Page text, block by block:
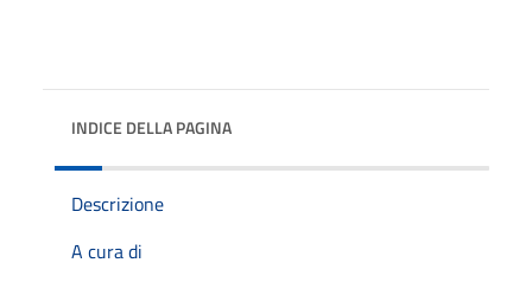
INDICE DELLA PAGINA
Descrizione
A cura di